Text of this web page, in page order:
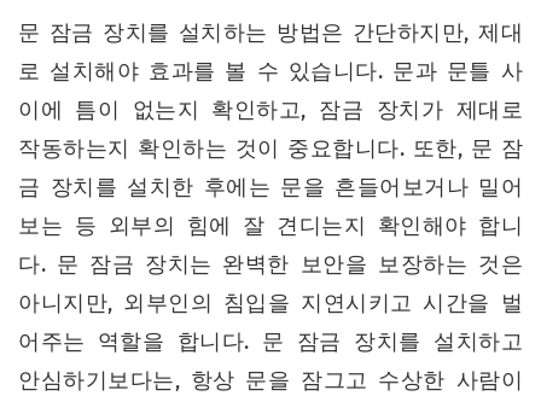
문 잠금 장치를 설치하는 방법은 간단하지만, 제대
로 설치해야 효과를 볼 수 있습니다. 문과 문틀 사
이에 틈이 없는지 확인하고, 잠금 장치가 제대로
작동하는지 확인하는 것이 중요합니다. 또한, 문 잠
금 장치를 설치한 후에는 문을 흔들어보거나 밀어
보는 등 외부의 힘에 잘 견디는지 확인해야 합니
다. 문 잠금 장치는 완벽한 보안을 보장하는 것은
아니지만, 외부인의 침입을 지연시키고 시간을 벌
어주는 역할을 합니다. 문 잠금 장치를 설치하고
안심하기보다는, 항상 문을 잠그고 수상한 사람이